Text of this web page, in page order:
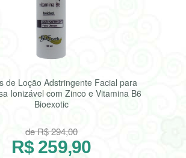
de Loção Adstringente Facial para
Ionizável com Zinco e Vitamina B6
Bioexotic
de R$ 294,00
R$ 259,90